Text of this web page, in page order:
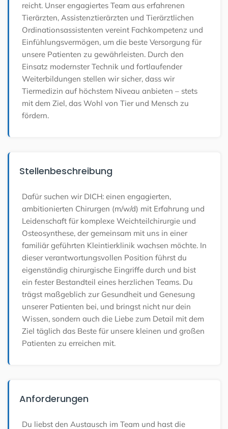
reicht. Unser engagiertes Team aus erfahrenen
Tierärzten, Assistenztierärzten und Tierärztlichen
Ordinationsassistenten vereint Fachkompetenz und
Einfühlungsvermögen, um die beste Versorgung für
unsere Patienten zu gewährleisten. Durch den
Einsatz modernster Technik und fortlaufender
Weiterbildungen stellen wir sicher, dass wir
Tiermedizin auf höchstem Niveau anbieten – stets
mit dem Ziel, das Wohl von Tier und Mensch zu
fördern.
Stellenbeschreibung
Dafür suchen wir DICH: einen engagierten,
ambitionierten Chirurgen (m/w/d) mit Erfahrung und
Leidenschaft für komplexe Weichteilchirurgie und
Osteosynthese, der gemeinsam mit uns in einer
familiär geführten Kleintierklinik wachsen möchte. In
dieser verantwortungsvollen Position führst du
eigenständig chirurgische Eingriffe durch und bist
ein fester Bestandteil eines herzlichen Teams. Du
trägst maßgeblich zur Gesundheit und Genesung
unserer Patienten bei, und bringst nicht nur dein
Wissen, sondern auch die Liebe zum Detail mit dem
Ziel täglich das Beste für unsere kleinen und großen
Patienten zu erreichen mit.
Anforderungen
Du liebst den Austausch im Team und hast die